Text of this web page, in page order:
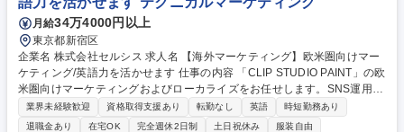
月給34万4000円以上
東京都新宿区
企業名 株式会社セルシス 求人名 【海外マーケティング】欧米圏向けマー
ケティング/英語力を活かせます 仕事の内容 「CLIP STUDIO PAINT」の欧
米圏向けマーケティングおよびローカライズをお任せします。SNS運用や
インフルエンサーマーケティング、イベント企画、広告運用改善、記事S
EO対策などを実施します。アプリやサービス のUI・チュートリアル等の
業界未経験歓迎 資格取得支援あり 転勤なし 英語
時短勤務あり
退職金あり
在宅OK 完全週休2日制 土日祝休み 服装自由